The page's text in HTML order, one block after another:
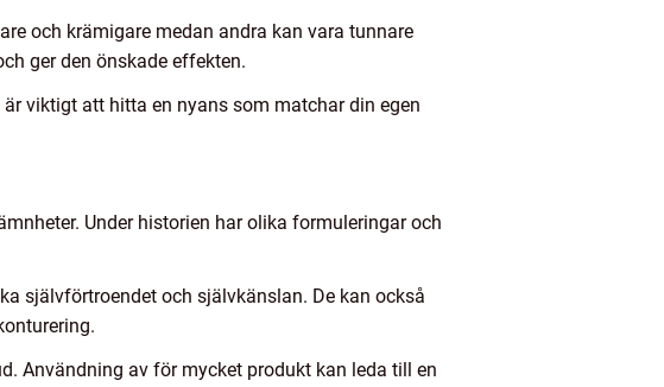
och krämigare medan andra kan vara tunnare
ger den önskade effekten.
viktigt att hitta en nyans som matchar din egen
Under historien har olika formuleringar och
självförtroendet och självkänslan. De kan också
Användning av för mycket produkt kan leda till en